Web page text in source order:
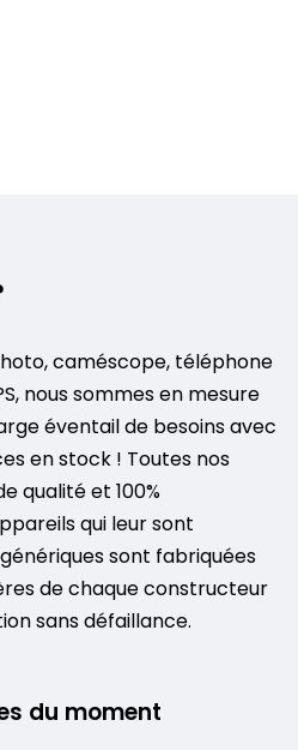
caméscope, téléphone
nous sommes en mesure
éventail de besoins avec
en stock ! Toutes nos
qualité et 100%
qui leur sont
sont fabriquées
de chaque constructeur
sans défaillance.
du moment